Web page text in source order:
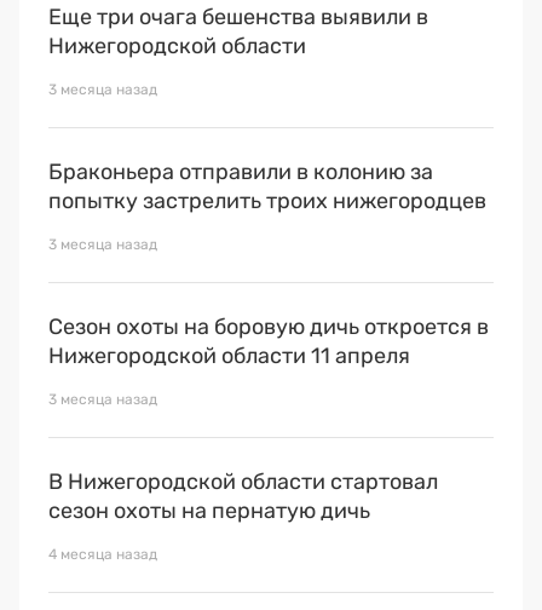
Еще три очага бешенства выявили в
Нижегородской области
3 месяца назад
Браконьера отправили в колонию за
попытку застрелить троих нижегородцев
3 месяца назад
Сезон охоты на боровую дичь откроется в
Нижегородской области 11 апреля
3 месяца назад
В Нижегородской области стартовал
сезон охоты на пернатую дичь
4 месяца назад